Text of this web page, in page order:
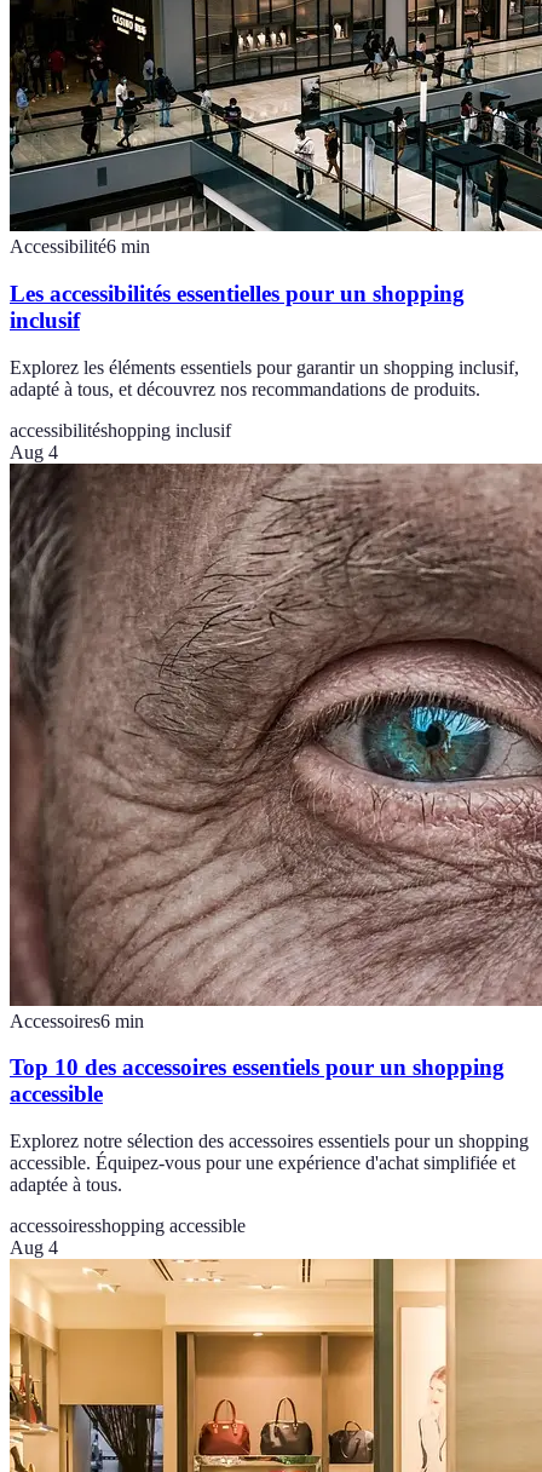
Accessibilité6 min
Les accessibilités essentielles pour un shopping
inclusif
Explorez les éléments essentiels pour garantir un shopping inclusif,
adapté à tous, et découvrez nos recommandations de produits.
accessibilitéshopping inclusif
Aug 4
Accessoires6 min
Top 10 des accessoires essentiels pour un shopping
accessible
Explorez notre sélection des accessoires essentiels pour un shopping
accessible. Équipez-vous pour une expérience d'achat simplifiée et
adaptée à tous.
accessoiresshopping accessible
Aug 4